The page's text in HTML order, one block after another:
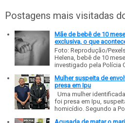
Postagens mais visitadas
Mãe de bebê de 10
exclusiva, o que
Foto: Reprodução/
Helena, bebê de 10
investigado pela Polícia
Mulher suspeita de
presa em Ipu
Uma mulher
foi presa em Ipu,
homicídio. Segundo a